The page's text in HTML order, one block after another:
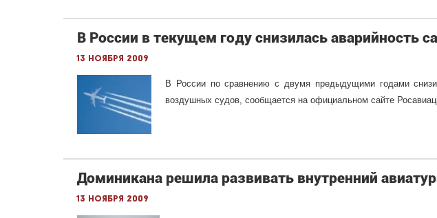
В России в текущем году снизилась аварийность
13 ноября 2009
В России по сравнению с двумя предыдущими годами
воздушных судов, сообщается на официальном сайте
Доминикана решила развивать внутренний
13 ноября 2009